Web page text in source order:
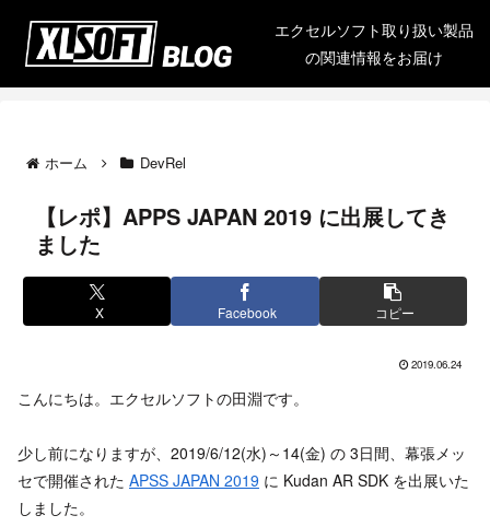
エクセルソフト取り扱い製品
の関連情報をお届け
ホーム DevRel
【レポ】APPS JAPAN 2019 に出展してき
ました
X Facebook コピー
2019.06.24
こんにちは。エクセルソフトの田淵です。
少し前になりますが、2019/6/12(水)～14(金) の 3日間、幕張メッ
セで開催された APSS JAPAN 2019 に Kudan AR SDK を出展いた
しました。